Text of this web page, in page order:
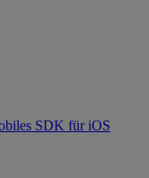
SDK für iOS